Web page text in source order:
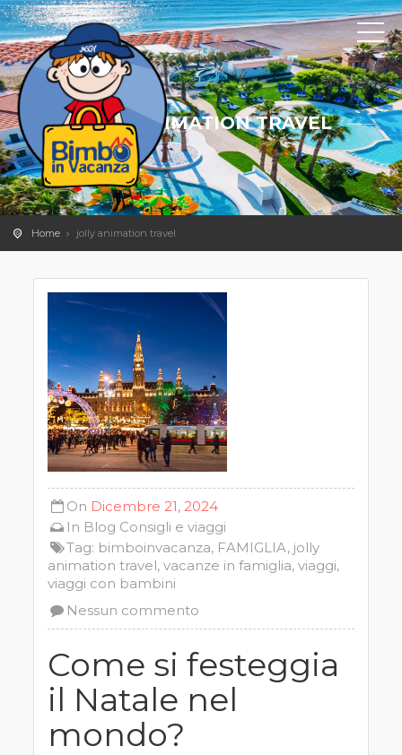
JOLLY ANIMATION TRAVEL
Home jolly animation travel
On Dicembre 21, 2024
In Blog Consigli e viaggi
Tag: bimboinvacanza, FAMIGLIA, jolly
animation travel,vacanze in famiglia,viaggi,
viaggi con bambini
Nessun commento
Come si festeggia
il Natale nel
mondo?